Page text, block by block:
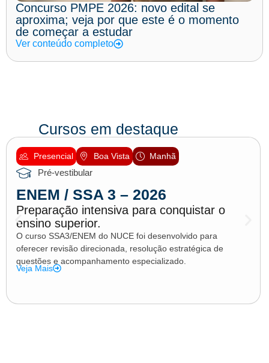
Concurso PMPE 2026: novo edital se
aproxima; veja por que este é o momento
de começar a estudar
Ver conteúdo completo
Cursos em destaque
Presencial Boa Vista Manhã
Pré-vestibular
ENEM / SSA 3 – 2026
Preparação intensiva para conquistar o
ensino superior.
O curso SSA3/ENEM do NUCE foi desenvolvido para
oferecer revisão direcionada, resolução estratégica de
questões e acompanhamento especializado.
Veja Mais